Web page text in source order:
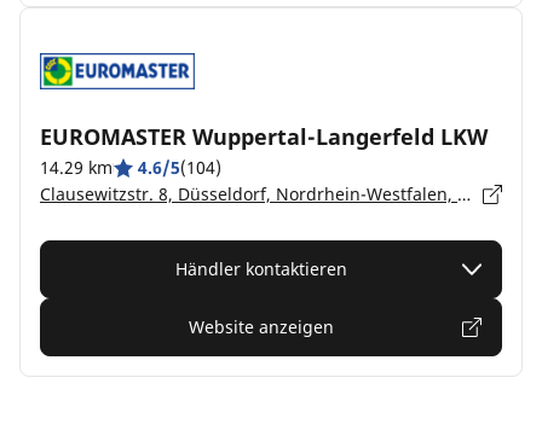
EUROMASTER Wuppertal-Langerfeld LKW
14.29 km 4.6/5(104)
Clausewitzstr. 8, Düsseldorf, Nordrhein-Westfalen, Wuppertal-Langerfeld - 42389
Händler kontaktieren
Website anzeigen